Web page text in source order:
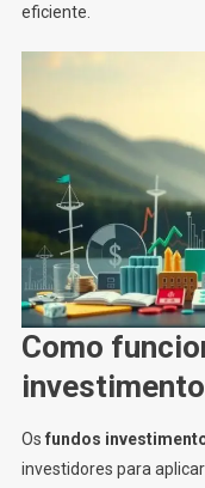
eficiente.
Como
investimento
Os fundos
investidores para